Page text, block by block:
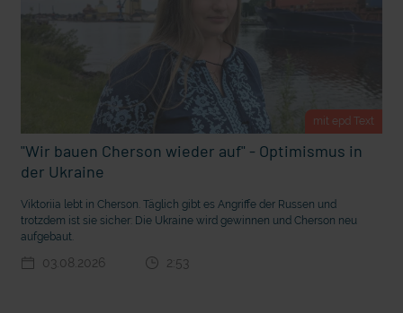
Ostern erleben wie vor 2000 Jahren in Jerusalem
mit epd Text
"Wir bauen Cherson wieder auf" - Optimismus in
der Ukraine
Viktoriia lebt in Cherson. Täglich gibt es Angriffe der Russen und
trotzdem ist sie sicher: Die Ukraine wird gewinnen und Cherson neu
aufgebaut.
03.08.2026 2:53